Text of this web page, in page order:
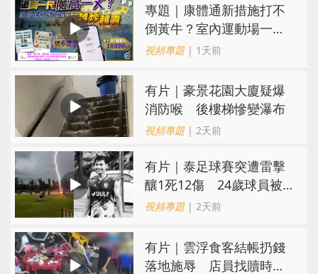
專題｜康體通新措施打不
倒黃牛？室內運動場一場
難求越炒越貴
視頻專題| 1天前
有片｜豪景花園大廈疑爆
消防喉 後樓梯慘變瀑布
視頻專題| 2天前
有片｜泰足球賽突遭雷擊
釀1死12傷 24歲球員被
閃電劈中亡
視頻專題| 2天前
​有片｜雲浮食客結帳扔錢
落地施辱 店員找贖時還